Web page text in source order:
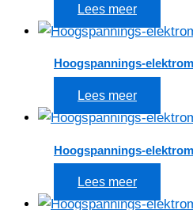
Lees meer
Hoogspannings-
Lees meer
Hoogspannings-
Lees meer